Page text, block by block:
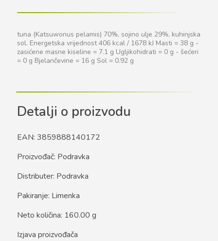
tuna (Katsuwonus pelamis) 70%, sojino ulje 29%, kuhinjska
sol. Energetska vrijednost 406 kcal / 1678 kJ Masti = 38 g -
zasićene masne kiseline = 7.1 g Ugljikohidrati = 0 g - šećeri
= 0 g Bjelančevine = 16 g Sol = 0.92 g
Detalji o proizvodu
EAN: 3859888140172
Proizvođač: Podravka
Distributer: Podravka
Pakiranje: Limenka
Neto količina: 160.00 g
Izjava proizvođača